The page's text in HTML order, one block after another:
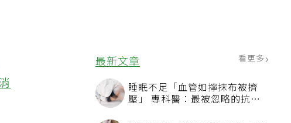
最新文章 看更多
睡眠不足「血管如擰抹布被擠
壓」 專科醫：最被忽略的抗老